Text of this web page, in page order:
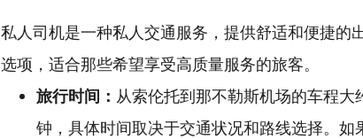
私人司机是一种私人交通服务，提供舒适和便捷的
选项，适合那些希望享受高质量服务的旅客。
旅行时间： 从索伦托到那不勒斯机场的车程大
钟，具体时间取决于交通状况和路线选择。如